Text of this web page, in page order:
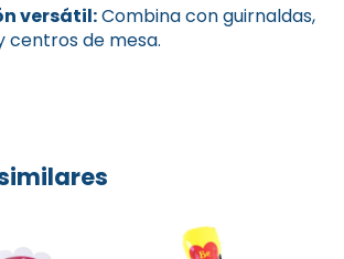
versátil:Combina con guirnaldas,
centros de mesa.